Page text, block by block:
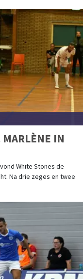
MARLÈNE IN
White Stones de
Na drie zeges en twee